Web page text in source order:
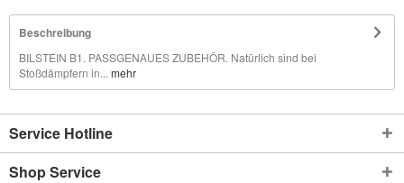
Beschreibung
BILSTEIN B1. PASSGENAUES ZUBEHÖR. Natürlich sind bei
Stoßdämpfern in... mehr
Service Hotline
Shop Service